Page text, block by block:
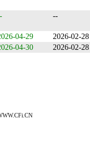
--
04-29
2026-02-28
04-30 2026-02-28